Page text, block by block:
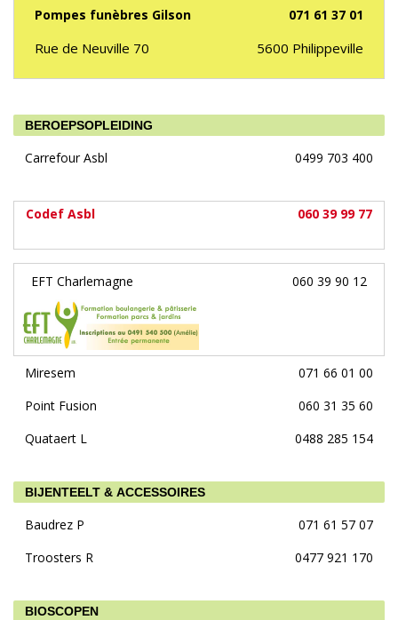
Pompes funèbres Gilson 071 61 37 01
Rue de Neuville 70 5600 Philippeville
BEROEPSOPLEIDING
Carrefour Asbl 0499 703 400
Codef Asbl 060 39 99 77
EFT Charlemagne 060 39 90 12
Miresem
071 66 01 00
Point Fusion
060 31 35 60
Quataert L
0488 285 154
BIJENTEELT & ACCESSOIRES
Baudrez P
071 61 57 07
Troosters R
0477 921 170
BIOSCOPEN